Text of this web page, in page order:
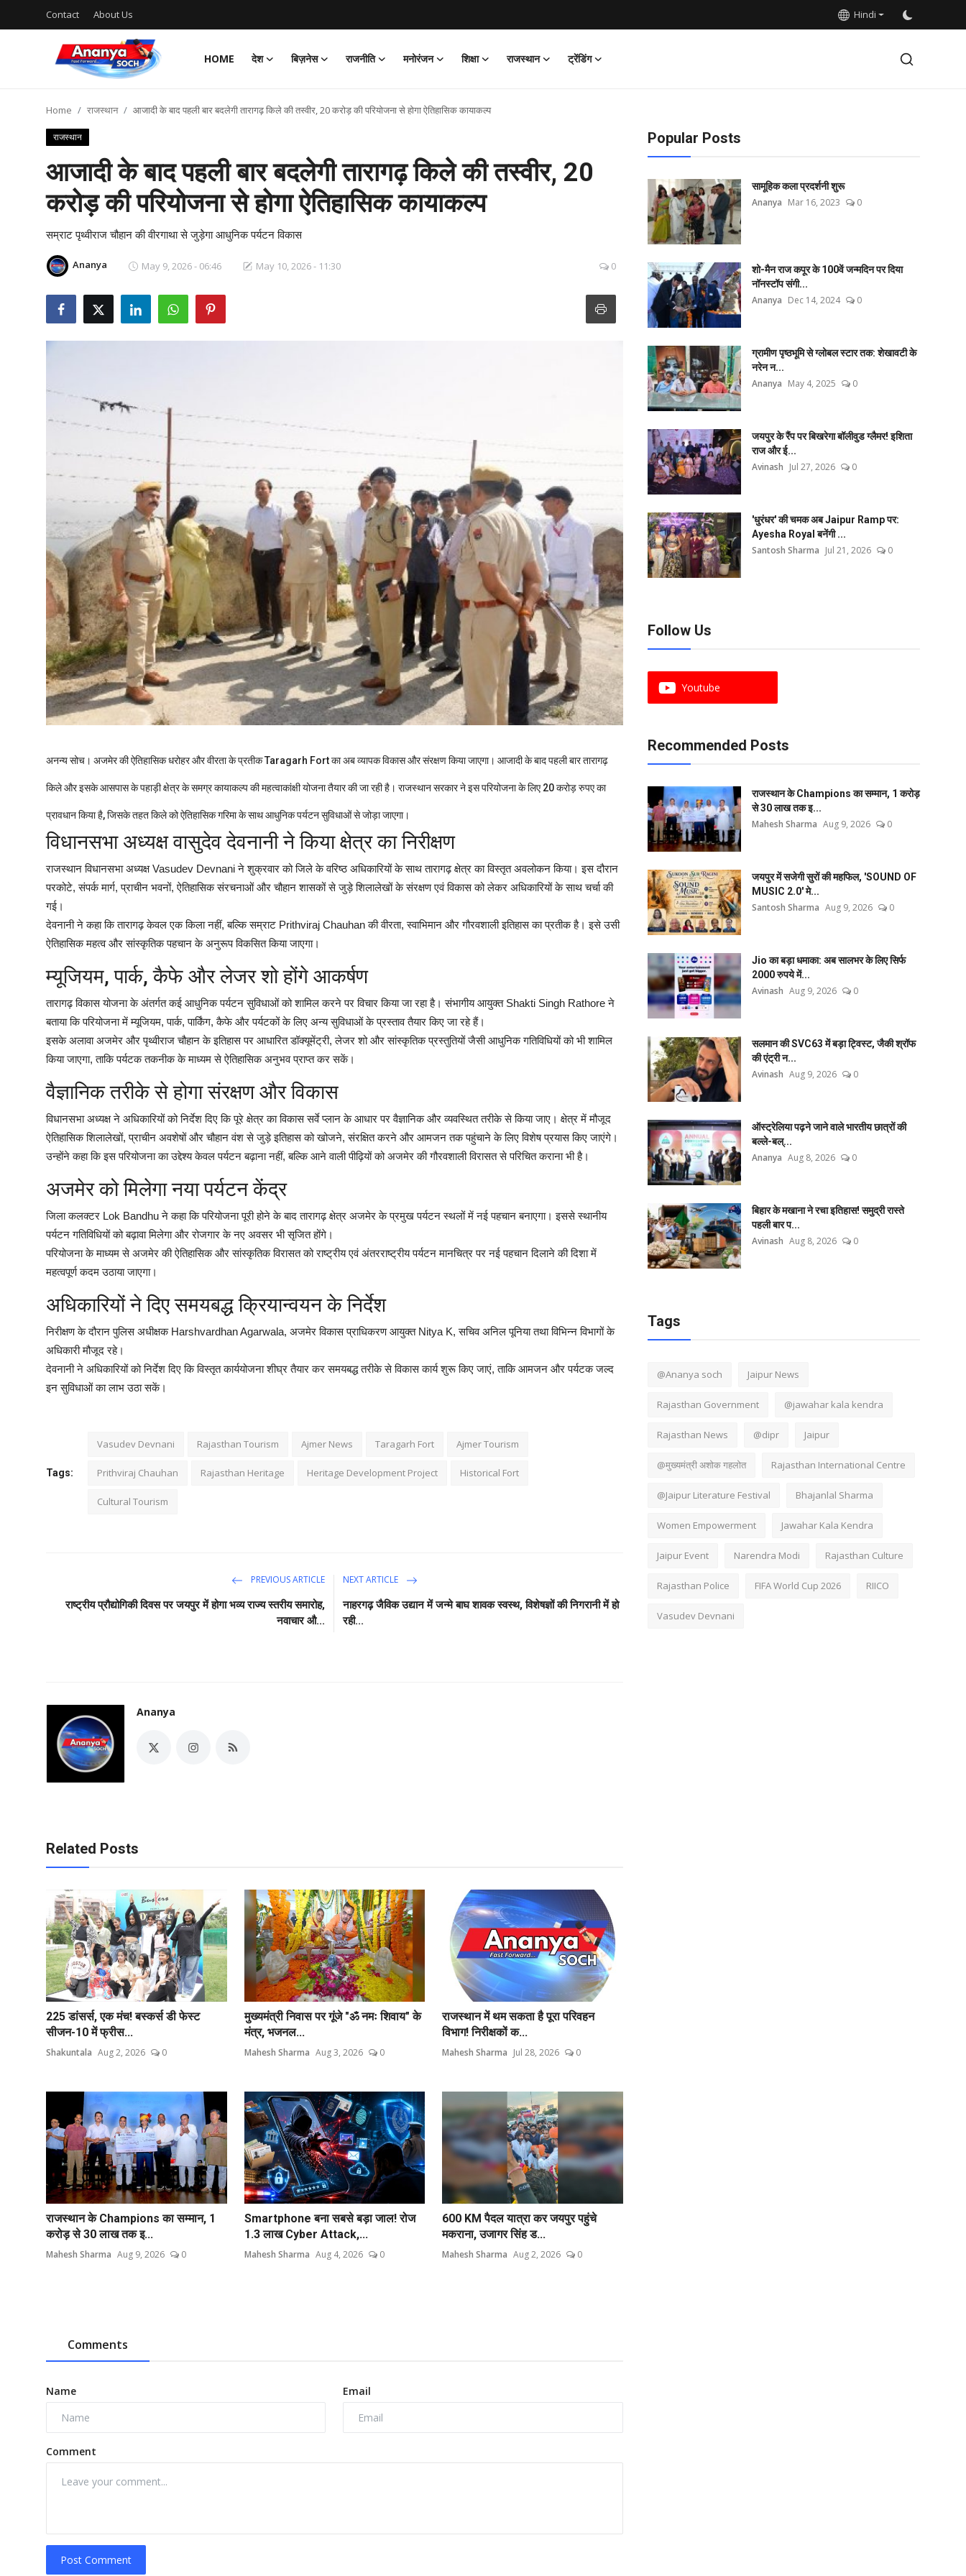
Contact About Us Hindi
HOME देश बिज़नेस राजनीति मनोरंजन शिक्षा राजस्थान ट्रेंडिंग
Contact
About Us
Hindi
Home राजस्थान आजादी के बाद पहली बार बदलेगी तारागढ़ किले की तस्वीर, 20 करोड़ की परियोजना से होगा ऐतिहासिक कायाकल्प
राजस्थान
आजादी के बाद पहली बार बदलेगी तारागढ़ किले की तस्वीर, 20
करोड़ की परियोजना से होगा ऐतिहासिक कायाकल्प
सम्राट पृथ्वीराज चौहान की वीरगाथा से जुड़ेगा आधुनिक पर्यटन विकास
Ananya May 9, 2026 - 06:46 May 10, 2026 - 11:30 0
अनन्य सोच। अजमेर की ऐतिहासिक धरोहर और वीरता के प्रतीक Taragarh Fort का अब व्यापक विकास और संरक्षण किया जाएगा। आजादी के बाद पहली बार तारागढ़
किले और इसके आसपास के पहाड़ी क्षेत्र के समग्र कायाकल्प की महत्वाकांक्षी योजना तैयार की जा रही है। राजस्थान सरकार ने इस परियोजना के लिए 20 करोड़ रुपए का
प्रावधान किया है, जिसके तहत किले को ऐतिहासिक गरिमा के साथ आधुनिक पर्यटन सुविधाओं से जोड़ा जाएगा।
विधानसभा अध्यक्ष वासुदेव देवनानी ने किया क्षेत्र का निरीक्षण
राजस्थान विधानसभा अध्यक्ष Vasudev Devnani ने शुक्रवार को जिले के वरिष्ठ अधिकारियों के साथ तारागढ़ क्षेत्र का विस्तृत अवलोकन किया। इस दौरान
परकोटे, संपर्क मार्ग, प्राचीन भवनों, ऐतिहासिक संरचनाओं और चौहान शासकों से जुड़े शिलालेखों के संरक्षण एवं विकास को लेकर अधिकारियों के साथ चर्चा की
गई।
देवनानी ने कहा कि तारागढ़ केवल एक किला नहीं, बल्कि सम्राट Prithviraj Chauhan की वीरता, स्वाभिमान और गौरवशाली इतिहास का प्रतीक है। इसे उसी
ऐतिहासिक महत्व और सांस्कृतिक पहचान के अनुरूप विकसित किया जाएगा।
म्यूजियम, पार्क, कैफे और लेजर शो होंगे आकर्षण
तारागढ़ विकास योजना के अंतर्गत कई आधुनिक पर्यटन सुविधाओं को शामिल करने पर विचार किया जा रहा है। संभागीय आयुक्त Shakti Singh Rathore ने
बताया कि परियोजना में म्यूजियम, पार्क, पार्किंग, कैफे और पर्यटकों के लिए अन्य सुविधाओं के प्रस्ताव तैयार किए जा रहे हैं।
इसके अलावा अजमेर और पृथ्वीराज चौहान के इतिहास पर आधारित डॉक्यूमेंट्री, लेजर शो और सांस्कृतिक प्रस्तुतियों जैसी आधुनिक गतिविधियों को भी शामिल
किया जाएगा, ताकि पर्यटक तकनीक के माध्यम से ऐतिहासिक अनुभव प्राप्त कर सकें।
वैज्ञानिक तरीके से होगा संरक्षण और विकास
विधानसभा अध्यक्ष ने अधिकारियों को निर्देश दिए कि पूरे क्षेत्र का विकास सर्वे प्लान के आधार पर वैज्ञानिक और व्यवस्थित तरीके से किया जाए। क्षेत्र में मौजूद
ऐतिहासिक शिलालेखों, प्राचीन अवशेषों और चौहान वंश से जुड़े इतिहास को खोजने, संरक्षित करने और आमजन तक पहुंचाने के लिए विशेष प्रयास किए जाएंगे।
उन्होंने कहा कि इस परियोजना का उद्देश्य केवल पर्यटन बढ़ाना नहीं, बल्कि आने वाली पीढ़ियों को अजमेर की गौरवशाली विरासत से परिचित कराना भी है।
अजमेर को मिलेगा नया पर्यटन केंद्र
जिला कलक्टर Lok Bandhu ने कहा कि परियोजना पूरी होने के बाद तारागढ़ क्षेत्र अजमेर के प्रमुख पर्यटन स्थलों में नई पहचान बनाएगा। इससे स्थानीय
पर्यटन गतिविधियों को बढ़ावा मिलेगा और रोजगार के नए अवसर भी सृजित होंगे।
परियोजना के माध्यम से अजमेर की ऐतिहासिक और सांस्कृतिक विरासत को राष्ट्रीय एवं अंतरराष्ट्रीय पर्यटन मानचित्र पर नई पहचान दिलाने की दिशा में
महत्वपूर्ण कदम उठाया जाएगा।
अधिकारियों ने दिए समयबद्ध क्रियान्वयन के निर्देश
निरीक्षण के दौरान पुलिस अधीक्षक Harshvardhan Agarwala, अजमेर विकास प्राधिकरण आयुक्त Nitya K, सचिव अनिल पूनिया तथा विभिन्न विभागों के
अधिकारी मौजूद रहे।
देवनानी ने अधिकारियों को निर्देश दिए कि विस्तृत कार्ययोजना शीघ्र तैयार कर समयबद्ध तरीके से विकास कार्य शुरू किए जाएं, ताकि आमजन और पर्यटक जल्द
इन सुविधाओं का लाभ उठा सकें।
Tags:
Vasudev Devnani Rajasthan Tourism Ajmer News Taragarh Fort Ajmer Tourism
Prithviraj Chauhan Rajasthan Heritage Heritage Development Project Historical Fort
Cultural Tourism
PREVIOUS ARTICLE
राष्ट्रीय प्रौद्योगिकी दिवस पर जयपुर में होगा भव्य राज्य स्तरीय समारोह,
नवाचार औ...
NEXT ARTICLE
नाहरगढ़ जैविक उद्यान में जन्मे बाघ शावक स्वस्थ, विशेषज्ञों की निगरानी में हो
रही...
Ananya
Related Posts
225 डांसर्स, एक मंच! बस्कर्स डी फेस्ट
सीजन-10 में फ्रीस...
Shakuntala Aug 2, 2026 0
मुख्यमंत्री निवास पर गूंजे "ॐ नमः शिवाय" के
मंत्र, भजनल...
Mahesh Sharma Aug 3, 2026 0
राजस्थान में थम सकता है पूरा परिवहन
विभाग! निरीक्षकों क...
Mahesh Sharma Jul 28, 2026 0
राजस्थान के Champions का सम्मान, 1
करोड़ से 30 लाख तक इ...
Mahesh Sharma Aug 9, 2026 0
Smartphone बना सबसे बड़ा जाल! रोज
1.3 लाख Cyber Attack,...
Mahesh Sharma Aug 4, 2026 0
600 KM पैदल यात्रा कर जयपुर पहुंचे
मकराना, उजागर सिंह ड...
Mahesh Sharma Aug 2, 2026 0
Comments
Name Email
Comment
Post Comment
Popular Posts
सामूहिक कला प्रदर्शनी शुरू
Ananya Mar 16, 2023 0
शो-मैन राज कपूर के 100वें जन्मदिन पर दिया
नॉनस्टॉप संगी...
Ananya Dec 14, 2024 0
ग्रामीण पृष्ठभूमि से ग्लोबल स्टार तक: शेखावटी के
नरेन न...
Ananya May 4, 2025 0
जयपुर के रैंप पर बिखरेगा बॉलीवुड ग्लैमर! इशिता
राज और ई...
Avinash Jul 27, 2026 0
'धुरंधर' की चमक अब Jaipur Ramp पर:
Ayesha Royal बनेंगी ...
Santosh Sharma Jul 21, 2026 0
Follow Us
Youtube
Recommended Posts
राजस्थान के Champions का सम्मान, 1 करोड़
से 30 लाख तक इ...
Mahesh Sharma Aug 9, 2026 0
जयपुर में सजेगी सुरों की महफिल, 'SOUND OF
MUSIC 2.0' मे...
Santosh Sharma Aug 9, 2026 0
Jio का बड़ा धमाका: अब सालभर के लिए सिर्फ
2000 रुपये में...
Avinash Aug 9, 2026 0
सलमान की SVC63 में बड़ा ट्विस्ट, जैकी श्रॉफ
की एंट्री न...
Avinash Aug 9, 2026 0
ऑस्ट्रेलिया पढ़ने जाने वाले भारतीय छात्रों की
बल्ले-बल्...
Ananya Aug 8, 2026 0
बिहार के मखाना ने रचा इतिहास! समुद्री रास्ते
पहली बार प...
Avinash Aug 8, 2026 0
Tags
@Ananya soch Jaipur News
Rajasthan Government @jawahar kala kendra
Rajasthan News @dipr Jaipur
@मुख्यमंत्री अशोक गहलोत Rajasthan International Centre
@Jaipur Literature Festival Bhajanlal Sharma
Women Empowerment Jawahar Kala Kendra
Jaipur Event Narendra Modi Rajasthan Culture
Rajasthan Police FIFA World Cup 2026 RIICO
Vasudev Devnani